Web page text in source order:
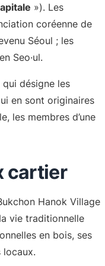
»). Les
coréenne de
Séoul ; les
Seo·ul.
qui désigne les
en sont originaires
les membres d’une
cartier
Hanok Village
vie traditionnelle
en bois, ses
locaux.